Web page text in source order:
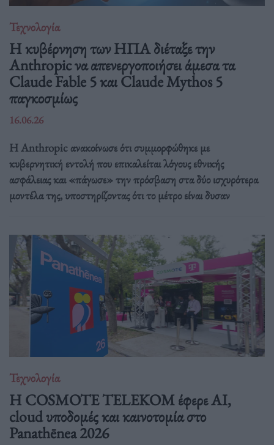
Τεχνολογία
Η κυβέρνηση των ΗΠΑ διέταξε την
Anthropic να απενεργοποιήσει άμεσα τα
Claude Fable 5 και Claude Mythos 5
παγκοσμίως
16.06.26
Η Anthropic ανακοίνωσε ότι συμμορφώθηκε με
κυβερνητική εντολή που επικαλείται λόγους εθνικής
ασφάλειας και «πάγωσε» την πρόσβαση στα δύο ισχυρότερα
μοντέλα της, υποστηρίζοντας ότι το μέτρο είναι δυσαν
Τεχνολογία
Η COSMOTE TELEKOM έφερε AI,
cloud υποδομές και καινοτομία στο
Panathēnea 2026